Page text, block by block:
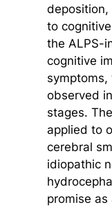
to
the ALPS-
cognitive
observed
stages.
applied to
cerebral
idiopathic
promise